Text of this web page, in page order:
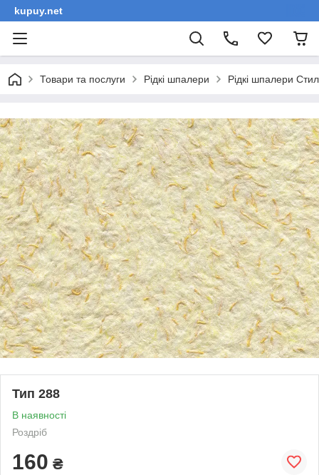
kupuy.net
Товари та послуги Рідкі шпалери Рідкі шпалери
Тип 288
В наявності
Роздріб
160 ₴